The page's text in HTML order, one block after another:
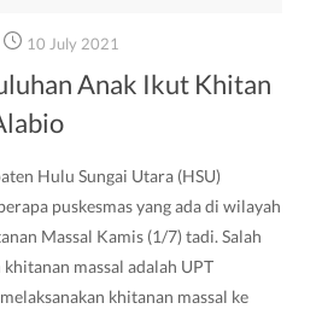
10 July 2021
Anak Ikut Khitan
Hulu Sungai Utara (HSU)
puskesmas yang ada di wilayah
Massal Kamis (1/7) tadi. Salah
massal adalah UPT
khitanan massal ke